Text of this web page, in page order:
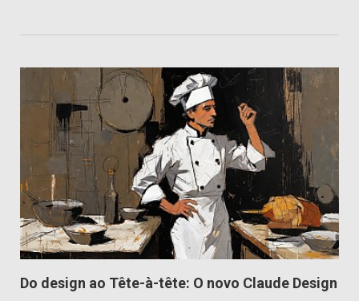
Do design ao Tête-à-tête: O novo Claude Design